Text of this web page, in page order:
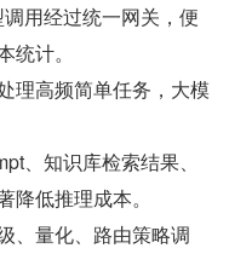
用经过统一网关，便
计。
理高频简单任务，大模
、知识库检索结果、
低推理成本。
、量化、路由策略调